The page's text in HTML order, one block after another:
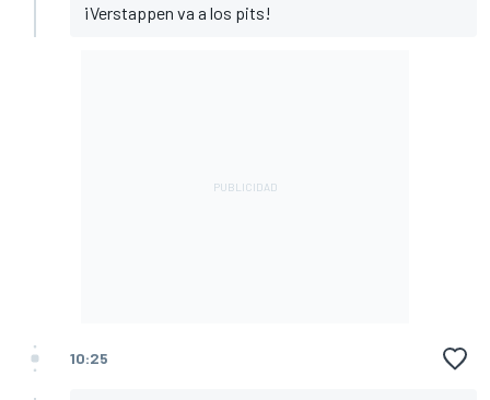
¡Verstappen va a los pits!
10:25